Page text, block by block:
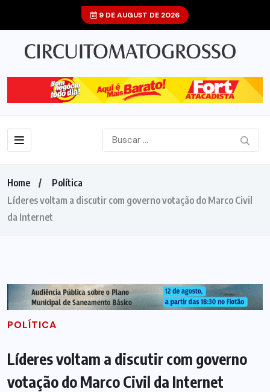
9 DE AUGUST DE 2026
Home
Política
Líderes voltam a discutir com governo votação do Marco Civil
da Internet
POLÍTICA
Líderes voltam a discutir com governo
votação do Marco Civil da Internet